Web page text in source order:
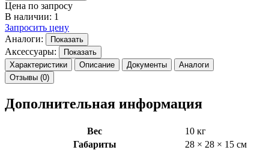
Цена по запросу
В наличии: 1
Запросить цену
Аналоги:
Показать
Аксессуары:
Показать
Характеристики
Описание Документы
Аналоги
Отзывы (0)
Дополнительная информация
Вес
10 кг
Габариты
28 × 28 × 15 см